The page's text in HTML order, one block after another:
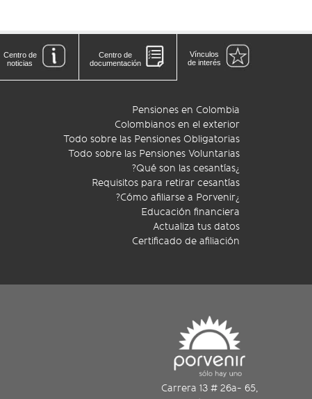
Vínculos
de interés
Centro de
documentación
Centro de
noticias
Pensiones en Colombia
Colombianos en el exterior
Todo sobre las Pensiones Obligatorias
Todo sobre las Pensiones Voluntarias
¿Qué son las cesantías?
Requisitos para retirar cesantías
¿Cómo afiliarse a Porvenir?
Educación financiera
Actualiza tus datos
Certificado de afiliación
Carrera 13 # 26a- 65,